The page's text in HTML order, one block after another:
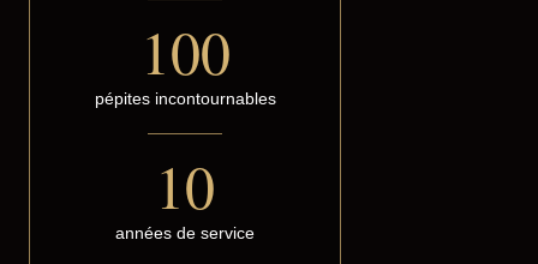
100
pépites incontournables
10
années de service